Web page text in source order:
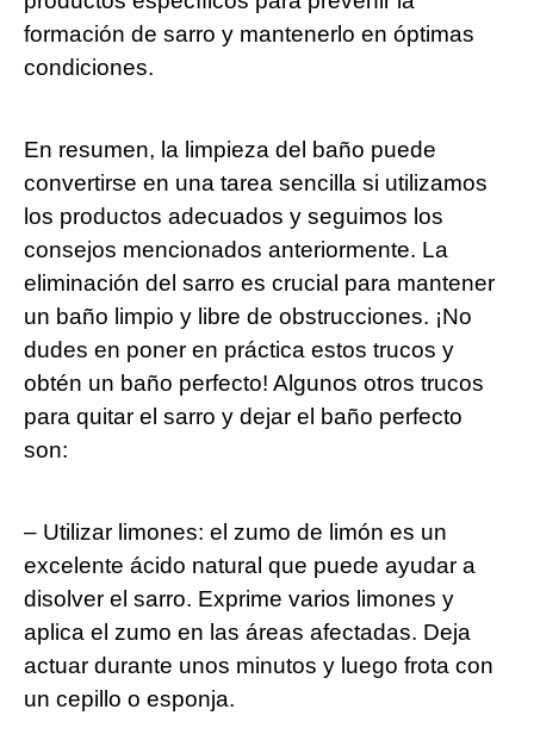
formación de sarro y mantenerlo en óptimas
condiciones.
En resumen, la limpieza del baño puede
convertirse en una tarea sencilla si utilizamos
los productos adecuados y seguimos los
consejos mencionados anteriormente. La
eliminación del sarro es crucial para mantener
un baño limpio y libre de obstrucciones. ¡No
dudes en poner en práctica estos trucos y
obtén un baño perfecto! Algunos otros trucos
para quitar el sarro y dejar el baño perfecto
son:
– Utilizar limones: el zumo de limón es un
excelente ácido natural que puede ayudar a
disolver el sarro. Exprime varios limones y
aplica el zumo en las áreas afectadas. Deja
actuar durante unos minutos y luego frota con
un cepillo o esponja.